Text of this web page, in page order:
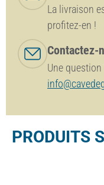
La livraison
profitez-en !
Contactez-
Une
PRODUITS